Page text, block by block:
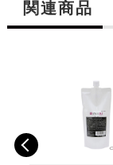
関連商品